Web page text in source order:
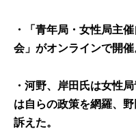
・
「青年局・女性局主
会」がオンラインで開催
・河野、岸田氏は女性
は自らの政策を網羅、
訴えた。